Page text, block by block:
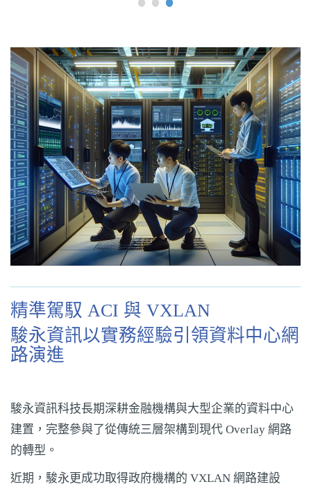
精準駕馭 ACI 與 VXLAN
駿永資訊以實務經驗引領資料中心網
路演進
駿永資訊科技長期深耕金融機構與大型企業的資料中心
建置，完整參與了從傳統三層架構到現代 Overlay 網路
的轉型。
近期，駿永更成功取得政府機構的 VXLAN 網路建設